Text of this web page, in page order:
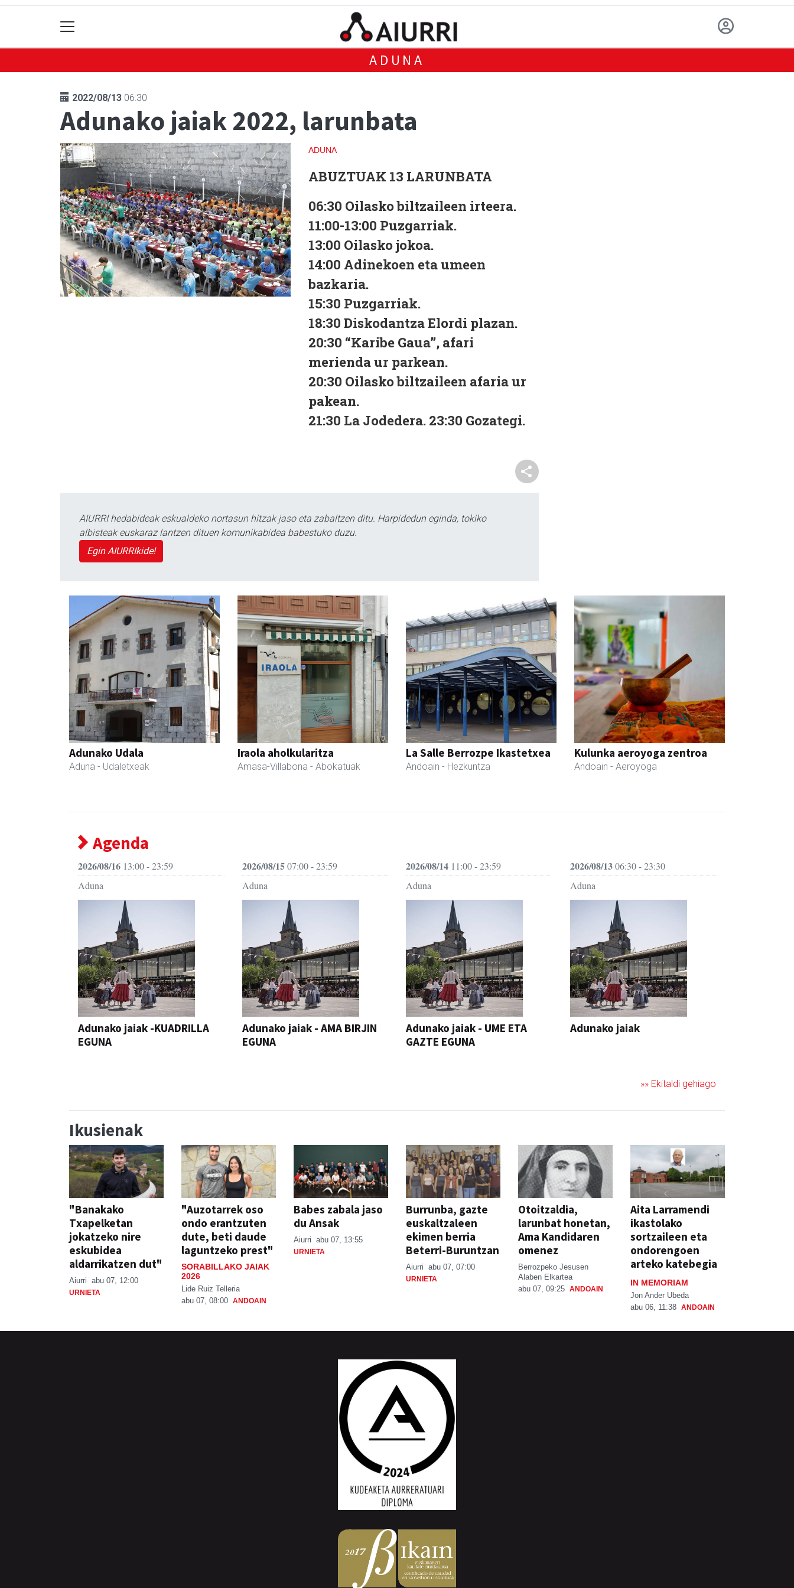
ADUNA
2022/08/13 06:30
Adunako jaiak 2022, larunbata
ADUNA
ABUZTUAK 13 LARUNBATA
06:30 Oilasko biltzaileen irteera.
11:00-13:00 Puzgarriak.
13:00 Oilasko jokoa.
14:00 Adinekoen eta umeen
bazkaria.
15:30 Puzgarriak.
18:30 Diskodantza Elordi plazan.
20:30 “Karibe Gaua”, afari
merienda ur parkean.
20:30 Oilasko biltzaileen afaria ur
pakean.
21:30 La Jodedera. 23:30 Gozategi.
AIURRI hedabideak eskualdeko nortasun hitzak jaso eta zabaltzen ditu. Harpidedun eginda, tokiko
albisteak euskaraz lantzen dituen komunikabidea babestuko duzu.
Egin AIURRIkide!
Adunako Udala
Aduna - Udaletxeak
Iraola aholkularitza
Amasa-Villabona - Abokatuak
La Salle Berrozpe Ikastetxea
Andoain - Hezkuntza
Kulunka aeroyoga zentroa
Andoain - Aeroyoga
Agenda
2026/08/16 13:00 - 23:59
Aduna
Adunako jaiak -KUADRILLA
EGUNA
2026/08/1507:00 - 23:59
Aduna
Adunako jaiak - AMA BIRJIN
EGUNA
2026/08/14 11:00 - 23:59
Aduna
Adunako jaiak - UME ETA
GAZTE EGUNA
2026/08/1306:30 - 23:30
Aduna
Adunako jaiak
»» Ekitaldi gehiago
Ikusienak
"Banakako
Txapelketan
jokatzeko nire
eskubidea
aldarrikatzen dut"
Aiurri abu 07, 12:00
URNIETA
"Auzotarrek oso
ondo erantzuten
dute, beti daude
laguntzeko prest"
SORABILLAKO JAIAK
2026
Lide Ruiz Telleria
abu 07, 08:00 ANDOAIN
Babes zabala jaso
du Ansak
Aiurri abu 07, 13:55
URNIETA
Burrunba, gazte
euskaltzaleen
ekimen berria
Beterri-Buruntzan
Aiurri abu 07, 07:00
URNIETA
Otoitzaldia,
larunbat honetan,
Ama Kandidaren
omenez
Berrozpeko Jesusen
Alaben Elkartea
abu 07, 09:25 ANDOAIN
Aita Larramendi
ikastolako
sortzaileen eta
ondorengoen
arteko katebegia
IN MEMORIAM
Jon Ander Ubeda
abu 06, 11:38 ANDOAIN